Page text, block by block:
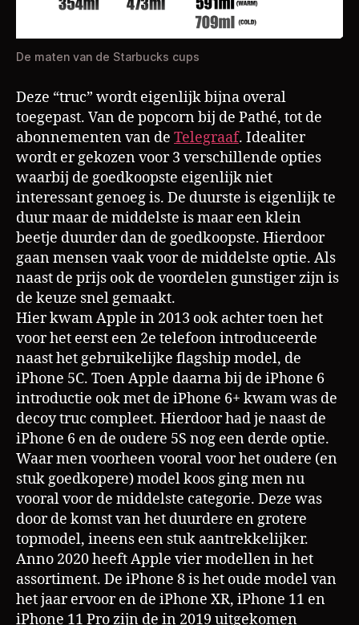
De maten van de Starbucks cups
Deze “truc” wordt eigenlijk bijna overal
toegepast. Van de popcorn bij de Pathé, tot de
abonnementen van de Telegraaf. Idealiter
wordt er gekozen voor 3 verschillende opties
waarbij de goedkoopste eigenlijk niet
interessant genoeg is. De duurste is eigenlijk te
duur maar de middelste is maar een klein
beetje duurder dan de goedkoopste. Hierdoor
gaan mensen vaak voor de middelste optie. Als
naast de prijs ook de voordelen gunstiger zijn is
de keuze snel gemaakt.
Hier kwam Apple in 2013 ook achter toen het
voor het eerst een 2e telefoon introduceerde
naast het gebruikelijke flagship model, de
iPhone 5C. Toen Apple daarna bij de iPhone 6
introductie ook met de iPhone 6+ kwam was de
decoy truc compleet. Hierdoor had je naast de
iPhone 6 en de oudere 5S nog een derde optie.
Waar men voorheen vooral voor het oudere (en
stuk goedkopere) model koos ging men nu
vooral voor de middelste categorie. Deze was
door de komst van het duurdere en grotere
topmodel, ineens een stuk aantrekkelijker.
Anno 2020 heeft Apple vier modellen in het
assortiment. De iPhone 8 is het oude model van
het jaar ervoor en de iPhone XR, iPhone 11 en
iPhone 11 Pro zijn de in 2019 uitgekomen